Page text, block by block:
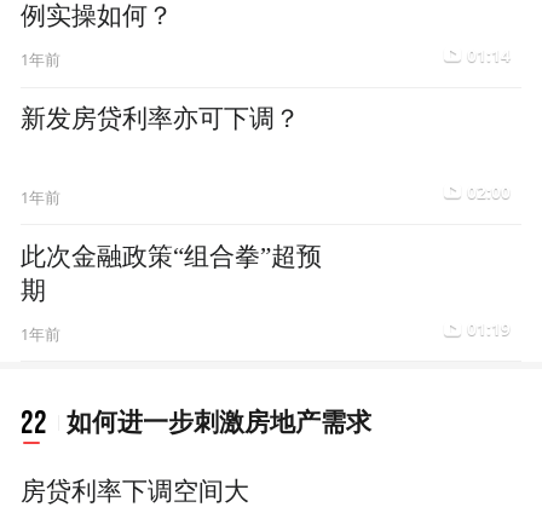
例实操如何？
1年前 01:14
新发房贷利率亦可下调？
1年前 02:00
此次金融政策“组合拳”超预
期
1年前 01:19
22 如何进一步刺激房地产需求
房贷利率下调空间大